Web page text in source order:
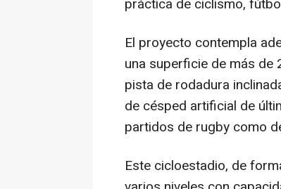
práctica de ciclismo,
El proyecto contempla
una superficie de más de
pista de rodadura
de césped artificial de
partidos de rugby como
Este cicloestadio, de